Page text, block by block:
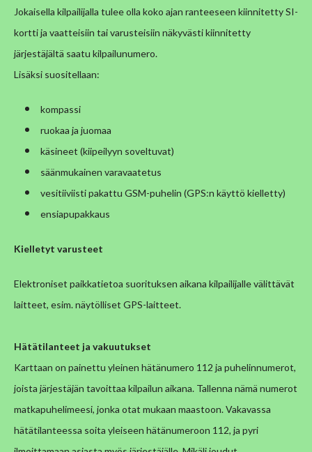
Jokaisella kilpailijalla tulee olla koko ajan ranteeseen kiinnitetty SI-
kortti ja vaatteisiin tai varusteisiin näkyvästi kiinnitetty
järjestäjältä saatu kilpailunumero.
Lisäksi suositellaan:
kompassi
ruokaa ja juomaa
käsineet (kiipeilyyn soveltuvat)
säänmukainen varavaatetus
vesitiiviisti pakattu GSM-puhelin (GPS:n käyttö kielletty)
ensiapupakkaus
Kielletyt varusteet
Elektroniset paikkatietoa suorituksen aikana kilpailijalle välittävät
laitteet, esim. näytölliset GPS-laitteet.
Hätätilanteet ja vakuutukset
Karttaan on painettu yleinen hätänumero 112 ja puhelinnumerot,
joista järjestäjän tavoittaa kilpailun aikana. Tallenna nämä numerot
matkapuhelimeesi, jonka otat mukaan maastoon. Vakavassa
hätätilanteessa soita yleiseen hätänumeroon 112, ja pyri